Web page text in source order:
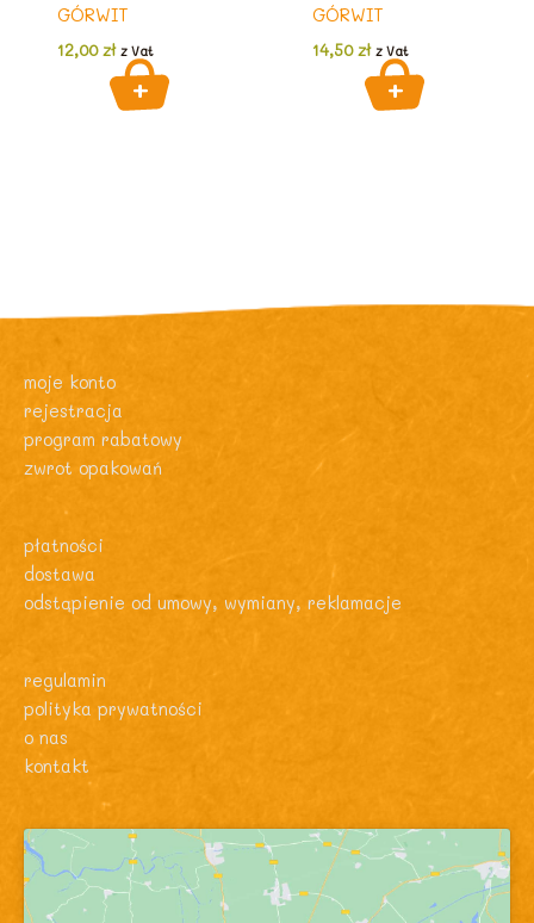
GÓRWIT
12,00zł z Vat
GÓRWIT
14,50zł z Vat
moje konto
rejestracja
program rabatowy
zwrot opakowań
płatności
dostawa
odstąpienie od umowy, wymiany, reklamacje
regulamin
polityka prywatności
o nas
kontakt